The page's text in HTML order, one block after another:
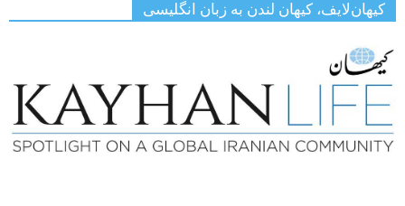
کیهان‌لایف، کیهان لندن به زبان انگلیسی